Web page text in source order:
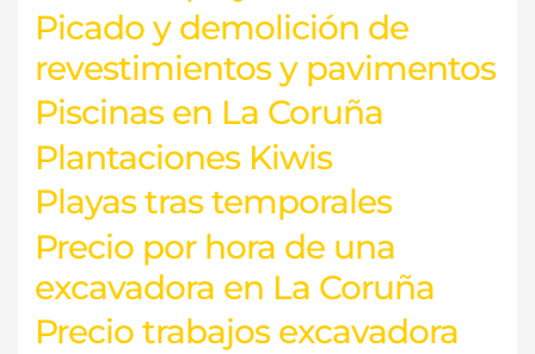
Picado y demolición de
revestimientos y pavimentos
Piscinas en La Coruña
Plantaciones Kiwis
Playas tras temporales
Precio por hora de una
excavadora en La Coruña
Precio trabajos excavadora